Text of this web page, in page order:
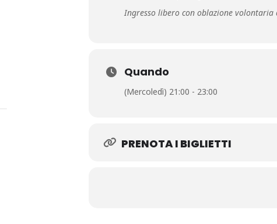
Ingresso libero con oblazione
Quando
(Mercoledì) 21:00 - 23:00
PRENOTA I BIGLIETTI